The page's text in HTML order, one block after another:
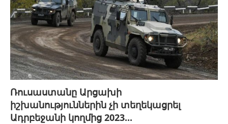
Ռուսաստանը Արցախի
իշխանություններին չի տեղեկացրել
Ադրբեջանի կողմից 2023...